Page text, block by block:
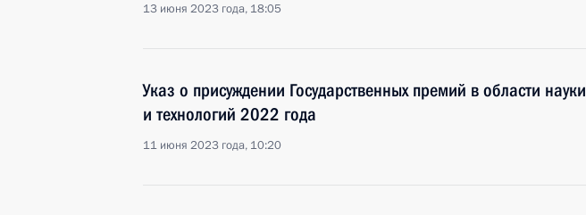
13 июня 2023 года, 18:05
Указ о присуждении Государственных премий в области науки
и технологий 2022 года
11 июня 2023 года, 10:20